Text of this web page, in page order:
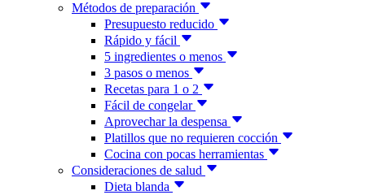
Métodos de preparación
Presupuesto reducido
Rápido y fácil
5 ingredientes o menos
3 pasos o menos
Recetas para 1 o 2
Fácil de congelar
Aprovechar la despensa
Platillos que no requieren cocción
Cocina con pocas herramientas
Consideraciones de salud
Dieta blanda